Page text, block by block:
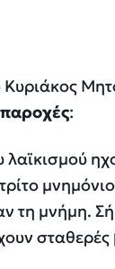
Κυριάκος
:
λαϊκισμού
τη μνήμη.
σταθερές